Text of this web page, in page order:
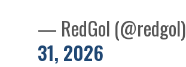
— RedGol (@redgol)
31, 2026